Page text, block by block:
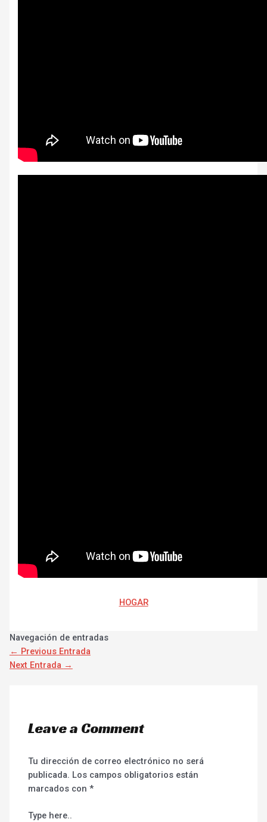
HOGAR
Navegación de entradas
← Previous Entrada
Next Entrada →
Leave a Comment
Tu dirección de correo electrónico no será
publicada. Los campos obligatorios están
marcados con*
Type here..